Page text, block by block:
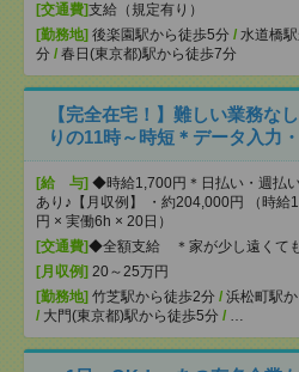
[交通費]支給（規定有り）
[勤務地] 後楽園駅から徒歩5分 / 水道橋
分 / 春日(東京都)駅から徒歩7分
【完全在宅！】難しい業務な
りの11時～時短＊データ入力
[給 与] ◆時給1,700円＊日払い・週払
あり♪【月収例】 ・約204,000円 （時給
円 × 実働6h × 20日）
[交通費]◆全額支給 ＊家が少し遠くて
[月収例] 20～25万円
[勤務地] 竹芝駅から徒歩2分 / 浜松町駅
/ 大門(東京都)駅から徒歩5分 / …